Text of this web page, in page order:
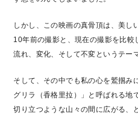
しかし、この映画の真骨頂は、美し
10年前の撮影と、現在の撮影を比
流れ、変化、そして不変というテー
そして、その中でも私の心を鷲掴み
グリラ（香格里拉）」と呼ばれる地
切り立つような山々の間に広がる、